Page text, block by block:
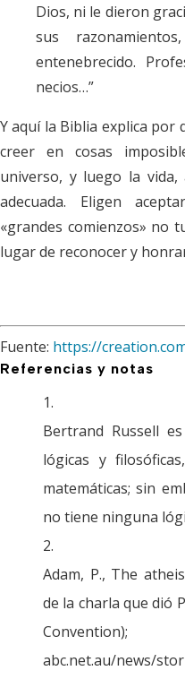
Dios, ni le dieron
sus
entenebrecido.
necios…”
Y aquí la Biblia explica
creer en cosas
universo, y luego la vida,
adecuada. Eligen
«grandes comienzos» no
lugar de reconocer y
Fuente: https://
Referencias y notas
Bertrand Russell
lógicas y
matemáticas; sin
no tiene ninguna
Adam, P., The
de la charla que dió
Convention);
abc.net.au/news/